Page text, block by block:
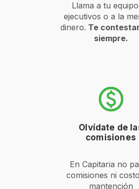
Llama a tu
ejecutivos o a la
dinero. Te
siempre.
Olvídate de
comisiones
En Capitaria no
comisiones ni
mantención